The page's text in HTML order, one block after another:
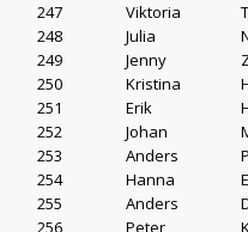
247
Viktoria
248
Julia
249
Jenny
250
Kristina
251
Erik
252
Johan
253
Anders
254
Hanna
255
Anders
256
Peter